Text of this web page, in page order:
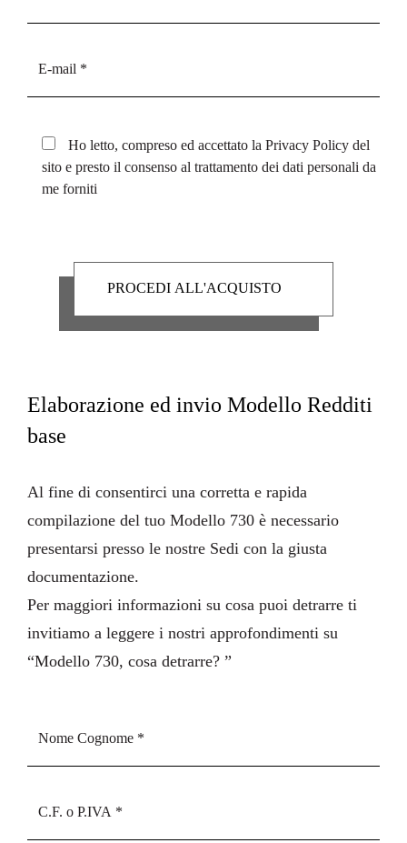
Ho letto, compreso ed accettato la Privacy Policy del
sito e presto il consenso al trattamento dei dati personali da
me forniti
Elaborazione ed invio Modello Redditi
base
Al fine di consentirci una corretta e rapida
compilazione del tuo Modello 730 è necessario
presentarsi presso le nostre Sedi con la giusta
documentazione.
Per maggiori informazioni su cosa puoi detrarre ti
invitiamo a leggere i nostri approfondimenti su
“Modello 730, cosa detrarre? ”